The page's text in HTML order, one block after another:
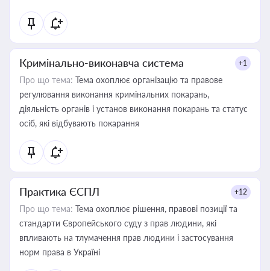
Кримінально-виконавча система +1
Про що тема: Тема охоплює організацію та правове
регулювання виконання кримінальних покарань,
діяльність органів і установ виконання покарань та статус
осіб, які відбувають покарання
Практика ЄСПЛ +12
Про що тема: Тема охоплює рішення, правові позиції та
стандарти Європейського суду з прав людини, які
впливають на тлумачення прав людини і застосування
норм права в Україні